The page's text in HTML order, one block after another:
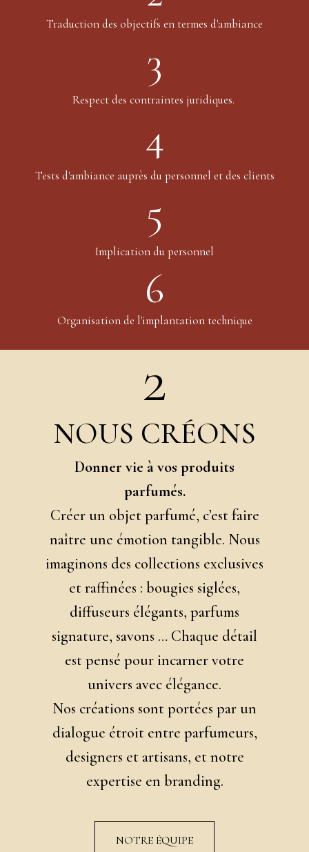
Traduction des objectifs en termes d'ambiance
3
Respect des contraintes juridiques.
4
Tests d'ambiance auprès du personnel et des clients
5
Implication du personnel
6
Organisation de l'implantation technique
2
NOUS CRÉONS
Donner vie à vos produits
parfumés.
Créer un objet parfumé, c’est faire
naître une émotion tangible. Nous
imaginons des collections exclusives
et raffinées : bougies siglées,
diffuseurs élégants, parfums
signature, savons … Chaque détail
est pensé pour incarner votre
univers avec élégance.
Nos créations sont portées par un
dialogue étroit entre parfumeurs,
designers et artisans, et notre
expertise en branding.
NOTRE ÉQUIPE